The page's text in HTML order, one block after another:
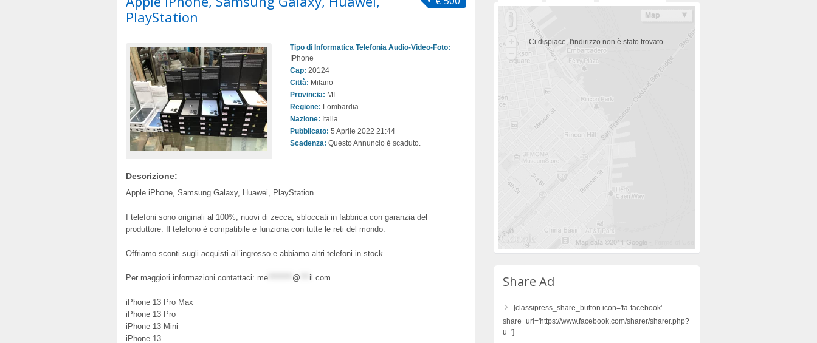
PlayStation
Tipo di Informatica Telefonia Audio-Video-Foto:
IPhone
Cap: 20124
Città: Milano
Provincia: MI
Regione: Lombardia
Nazione: Italia
Pubblicato: 5 Aprile 2022 21:44
Scadenza: Questo Annuncio è scaduto.
Descrizione:
Apple iPhone, Samsung Galaxy, Huawei, PlayStation
I telefoni sono originali al 100%, nuovi di zecca, sbloccati in fabbrica con garanzia del
produttore. Il telefono è compatibile e funziona con tutte le reti del mondo.
Offriamo sconti sugli acquisti all’ingrosso e abbiamo altri telefoni in stock.
Per maggiori informazioni contattaci: me @ il.com
iPhone 13 Pro Max
iPhone 13 Pro
iPhone 13 Mini
iPhone 13
Ci dispiace, l'indirizzo non è stato trovato.
Share Ad
[classipress_share_button icon='fa-facebook'
share_url='https://www.facebook.com/sharer/sharer.php?
u=']